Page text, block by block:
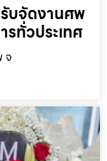
บจัดงานศพ
ทั่วประเทศ
จ